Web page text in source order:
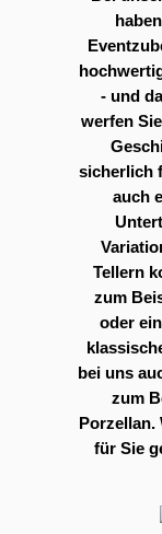
- und
werfen
sicherlich
auch
Tellern
zum
oder
bei uns
zum
Porzellan.
für Sie